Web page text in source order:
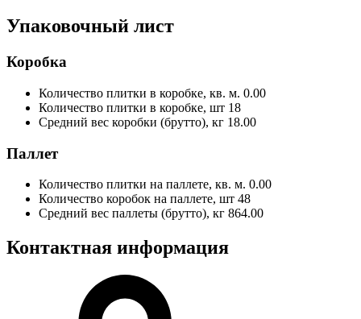
Упаковочный лист
Коробка
Количество плитки в коробке, кв. м. 0.00
Количество плитки в коробке, шт 18
Средний вес коробки (брутто), кг 18.00
Паллет
Количество плитки на паллете, кв. м. 0.00
Количество коробок на паллете, шт 48
Средний вес паллеты (брутто), кг 864.00
Контактная информация